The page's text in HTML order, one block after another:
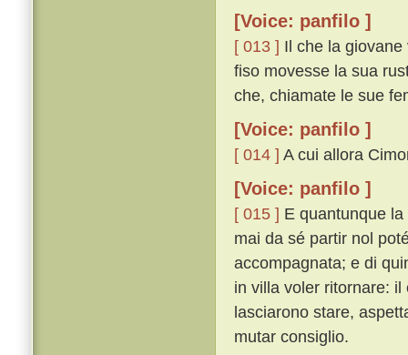
[Voice: panfilo ]
[ 013 ] Il che la
fiso movesse la sua
che, chiamate le sue
[Voice: panfilo ]
[ 014 ] A cui allora
[Voice: panfilo ]
[ 015 ] E quantunque
mai da sé partir nol
accompagnata; e di
in villa voler ritornare:
lasciarono stare,
mutar consiglio.